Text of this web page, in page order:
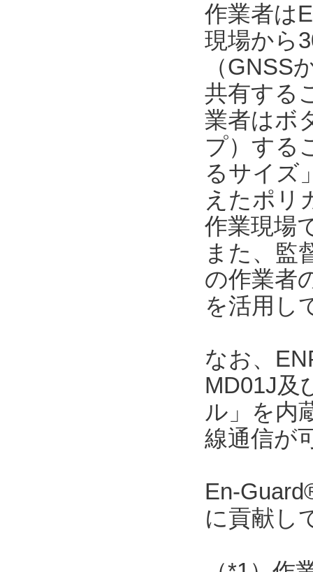
作業者は
現場から
（GNSS
共有する
業者はボ
プ）する
るサイズ
えたポリ
作業現場
また、監
の作業者
を活用し
なお、
MD01J及
ル」を内
線通信が
En-
に貢献し